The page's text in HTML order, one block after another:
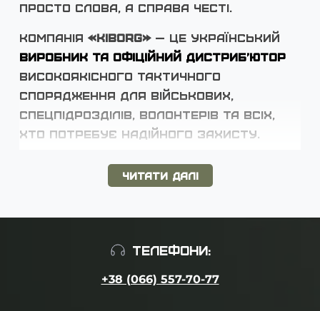
просто слова, а справа честі.
Компанія «KIBORG»— це український
виробник та офіційний дистриб’ютор
високоякісного тактичного
спорядження для військових,
спецпідрозділів, волонтерів та всіх,
хто потребує надійного захисту.
14 квітня 2022 року
компанія швидко зросла з
повноцінного виробництва. Станом на
100 кваліфікованих спеціалістів
Наше головне завдання
Читати далі
ТЕЛЕФОНИ:
+38 (066) 557-70-77